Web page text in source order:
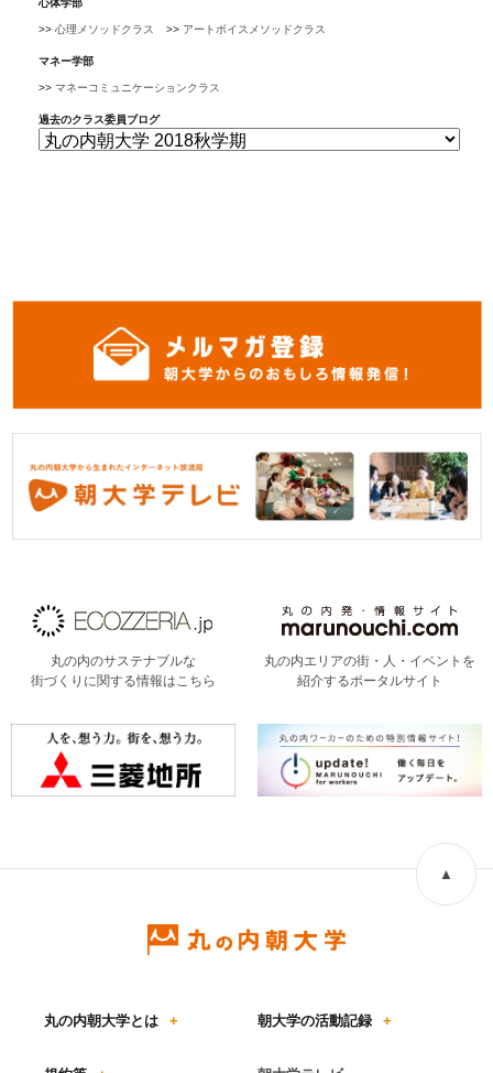
心体学部
心理メソッドクラス アートボイスメソッドクラス
マネー学部
マネーコミュニケーションクラス
過去のクラス委員ブログ
丸の内のサステナブルな
街づくりに関する情報はこちら
丸の内エリアの街・人・イベントを
紹介するポータルサイト
▲
丸の内朝大学とは + 朝大学の活動記録 +